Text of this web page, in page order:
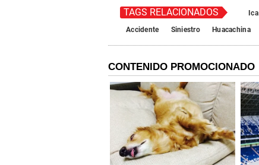
TAGS RELACIONADOS Ica
Accidente
Siniestro Huacachina